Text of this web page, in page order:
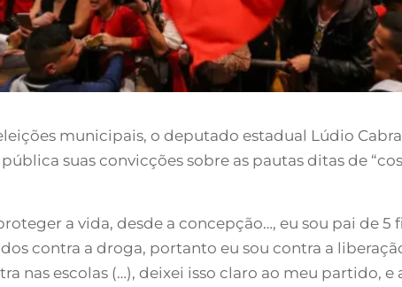
municipais, o deputado estadual Lúdio
suas convicções sobre as pautas ditas de
a vida, desde a concepção…, eu sou pai de 5
contra a droga, portanto eu sou contra a
nas escolas (…), deixei isso claro ao meu partido,